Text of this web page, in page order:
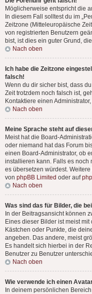
Möglicherweise entspricht die
In diesem Fall solltest du im
Zeitzone (Mitteleuropäische
von registrierten Benutzern
bist, ist dies ein guter Grund,
Nach oben
Ich habe die Zeitzone
falsch!
Wenn du dir sicher bist, dass
Zeit trotzdem noch falsch ist,
Kontaktiere einen
Nach oben
Meine Sprache steht auf
Meist hat die Board-
oder niemand hat das Forum
einen Board-Administrator, ob
installieren kann. Falls es noch
es übersetzen würdest.
von phpBB Limited oder auf
Nach oben
Was sind das für Bilder, die
In der Beitragsansicht können
Eines dieser Bilder ist meist
Kästchen oder Punkte, die
angeben. Das andere, meist
Es handelt sich hierbei in der
Benutzer zu Benutzer
Nach oben
Wie verwende ich einen
In deinem persönlichen